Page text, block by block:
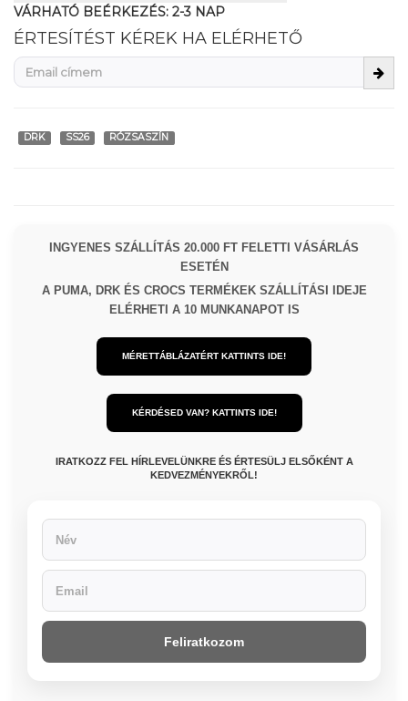
VÁRHATÓ BEÉRKEZÉS: 2-3 NAP
ÉRTESÍTÉST KÉREK HA ELÉRHETŐ
DRK SS26 RÓZSASZÍN
INGYENES SZÁLLÍTÁS 20.000 FT FELETTI VÁSÁRLÁS
ESETÉN
A PUMA, DRK ÉS CROCS TERMÉKEK SZÁLLÍTÁSI IDEJE
ELÉRHETI A 10 MUNKANAPOT IS
MÉRETTÁBLÁZATÉRT KATTINTS IDE!
KÉRDÉSED VAN? KATTINTS IDE!
IRATKOZZ FEL HÍRLEVELÜNKRE ÉS ÉRTESÜLJ ELSŐKÉNT A
KEDVEZMÉNYEKRŐL!
Feliratkozom